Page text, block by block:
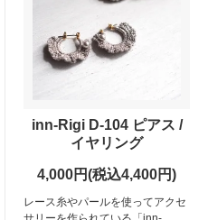
inn-Rigi D-104 ピアス /
イヤリング
4,000円(税込4,400円)
レース糸やパールを使ってアクセ